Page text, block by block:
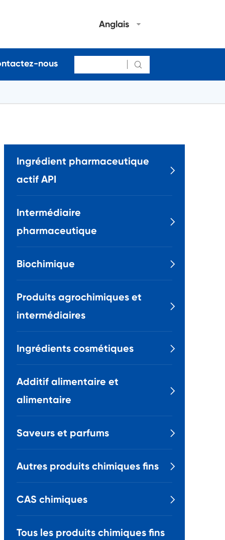
Anglais
nous 
Ingrédient pharmaceutique
actif API

Intermédiaire
pharmaceutique

Biochimique 
Produits agrochimiques et
intermédiaires

Ingrédients cosmétiques 
Additif alimentaire et
alimentaire

Saveurs et parfums 
Autres produits chimiques fins 
CAS chimiques 
Tous les produits chimiques fins